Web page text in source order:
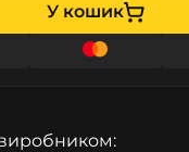
У кошик